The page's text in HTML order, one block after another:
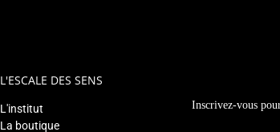
L'ESCALE DES SENS
L'institut
La boutique
Inscrivez-vous